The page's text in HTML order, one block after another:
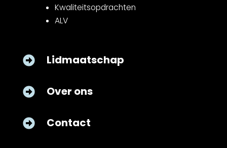
Kwaliteitsopdrachten
ALV
 Lidmaatschap
 Over ons
 Contact